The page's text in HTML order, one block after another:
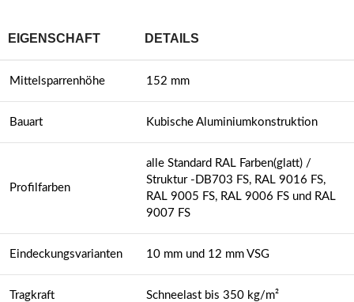
EIGENSCHAFT DETAILS
Mittelsparrenhöhe 152 mm
Bauart Kubische Aluminiumkonstruktion
Profilfarben
alle Standard RAL Farben(glatt) /
Struktur -DB703 FS, RAL 9016 FS,
RAL 9005 FS, RAL 9006 FS und RAL
9007 FS
Eindeckungsvarianten 10 mm und 12 mm VSG
Tragkraft Schneelast bis 350 kg/m²